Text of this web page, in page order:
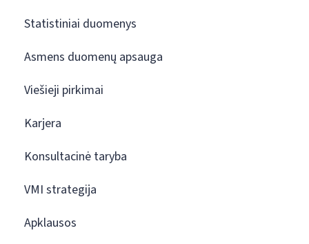
Statistiniai duomenys
Asmens duomenų apsauga
Viešieji pirkimai
Karjera
Konsultacinė taryba
VMI strategija
Apklausos